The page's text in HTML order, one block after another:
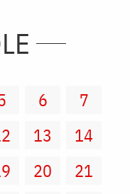
6
7
13
14
20
21